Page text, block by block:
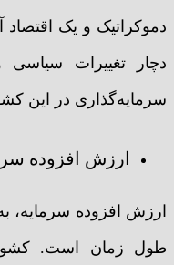
دموکراتیک و یک اقتصاد
دچار تغییرات
سرمایه‌گذاری در این
ارزش افزوده
ارزش افزوده سرمایه،
طول زمان است.